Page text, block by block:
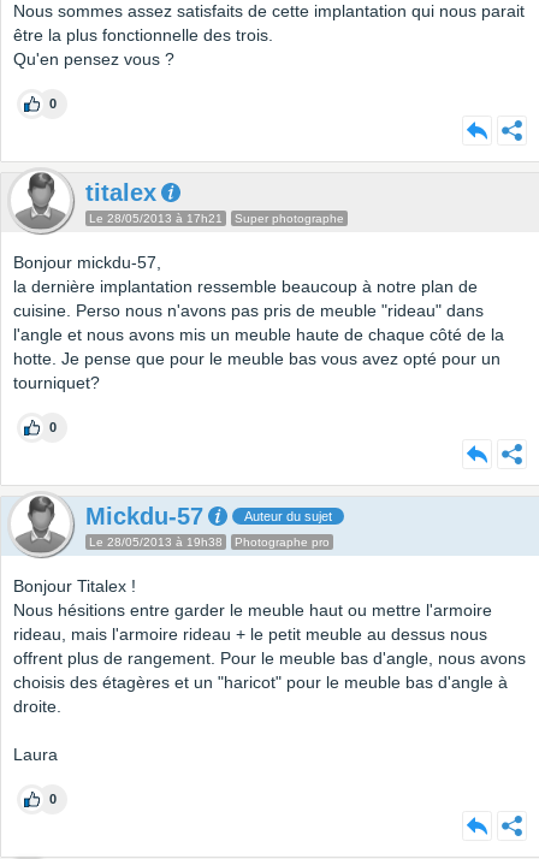
Nous sommes assez satisfaits de cette implantation qui nous parait
être la plus fonctionnelle des trois.
Qu'en pensez vous ?
0
titalex
Le 28/05/2013 à 17h21 Super photographe
Bonjour mickdu-57,
la dernière implantation ressemble beaucoup à notre plan de
cuisine. Perso nous n'avons pas pris de meuble "rideau" dans
l'angle et nous avons mis un meuble haute de chaque côté de la
hotte. Je pense que pour le meuble bas vous avez opté pour un
tourniquet?
0
Mickdu-57 Auteur du sujet
Le 28/05/2013 à 19h38 Photographe pro
Bonjour Titalex !
Nous hésitions entre garder le meuble haut ou mettre l'armoire
rideau, mais l'armoire rideau + le petit meuble au dessus nous
offrent plus de rangement. Pour le meuble bas d'angle, nous avons
choisis des étagères et un "haricot" pour le meuble bas d'angle à
droite.
Laura
0